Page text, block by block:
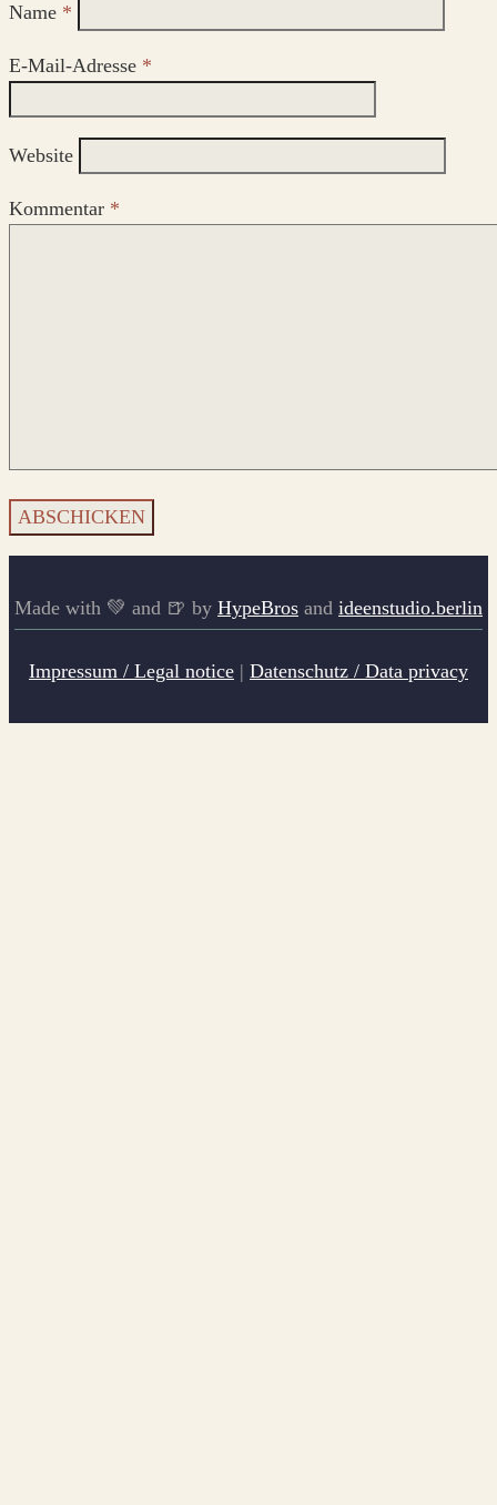
Name *
E-Mail-Adresse *
Website
Kommentar *
Made with 💚 and 🍺 by HypeBros and ideenstudio.berlin
Impressum / Legal notice | Datenschutz / Data privacy